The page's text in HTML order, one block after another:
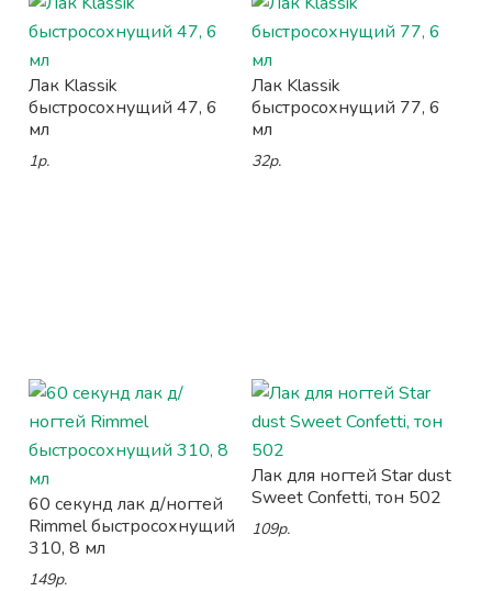
Лак Klassik
быстросохнущий 47, 6
мл
1р.
Лак Klassik
быстросохнущий 77, 6
мл
32р.
60 секунд лак д/ногтей
Rimmel быстросохнущий
310, 8 мл
149р.
Лак для ногтей Star dust
Sweet Confetti, тон 502
109р.